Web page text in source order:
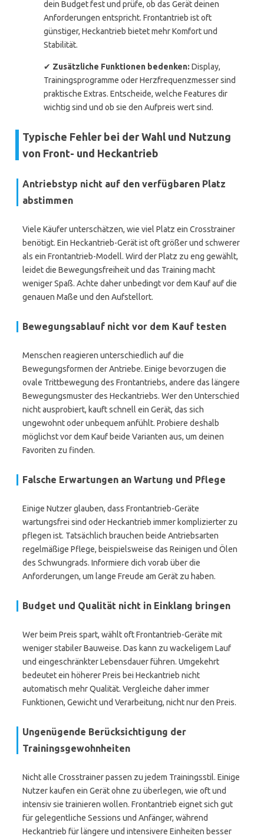
dein Budget fest und prüfe, ob das Gerät deinen
Anforderungen entspricht. Frontantrieb ist oft
günstiger, Heckantrieb bietet mehr Komfort und
Stabilität.
✔ Zusätzliche Funktionen bedenken: Display,
Trainingsprogramme oder Herzfrequenzmesser sind
praktische Extras. Entscheide, welche Features dir
wichtig sind und ob sie den Aufpreis wert sind.
Typische Fehler bei der Wahl und Nutzung
von Front- und Heckantrieb
Antriebstyp nicht auf den verfügbaren Platz
abstimmen
Viele Käufer unterschätzen, wie viel Platz ein Crosstrainer
benötigt. Ein Heckantrieb-Gerät ist oft größer und schwerer
als ein Frontantrieb-Modell. Wird der Platz zu eng gewählt,
leidet die Bewegungsfreiheit und das Training macht
weniger Spaß. Achte daher unbedingt vor dem Kauf auf die
genauen Maße und den Aufstellort.
Bewegungsablauf nicht vor dem Kauf testen
Menschen reagieren unterschiedlich auf die
Bewegungsformen der Antriebe. Einige bevorzugen die
ovale Trittbewegung des Frontantriebs, andere das längere
Bewegungsmuster des Heckantriebs. Wer den Unterschied
nicht ausprobiert, kauft schnell ein Gerät, das sich
ungewohnt oder unbequem anfühlt. Probiere deshalb
möglichst vor dem Kauf beide Varianten aus, um deinen
Favoriten zu finden.
Falsche Erwartungen an Wartung und Pflege
Einige Nutzer glauben, dass Frontantrieb-Geräte
wartungsfrei sind oder Heckantrieb immer komplizierter zu
pflegen ist. Tatsächlich brauchen beide Antriebsarten
regelmäßige Pflege, beispielsweise das Reinigen und Ölen
des Schwungrads. Informiere dich vorab über die
Anforderungen, um lange Freude am Gerät zu haben.
Budget und Qualität nicht in Einklang bringen
Wer beim Preis spart, wählt oft Frontantrieb-Geräte mit
weniger stabiler Bauweise. Das kann zu wackeligem Lauf
und eingeschränkter Lebensdauer führen. Umgekehrt
bedeutet ein höherer Preis bei Heckantrieb nicht
automatisch mehr Qualität. Vergleiche daher immer
Funktionen, Gewicht und Verarbeitung, nicht nur den Preis.
Ungenügende Berücksichtigung der
Trainingsgewohnheiten
Nicht alle Crosstrainer passen zu jedem Trainingsstil. Einige
Nutzer kaufen ein Gerät ohne zu überlegen, wie oft und
intensiv sie trainieren wollen. Frontantrieb eignet sich gut
für gelegentliche Sessions und Anfänger, während
Heckantrieb für längere und intensivere Einheiten besser